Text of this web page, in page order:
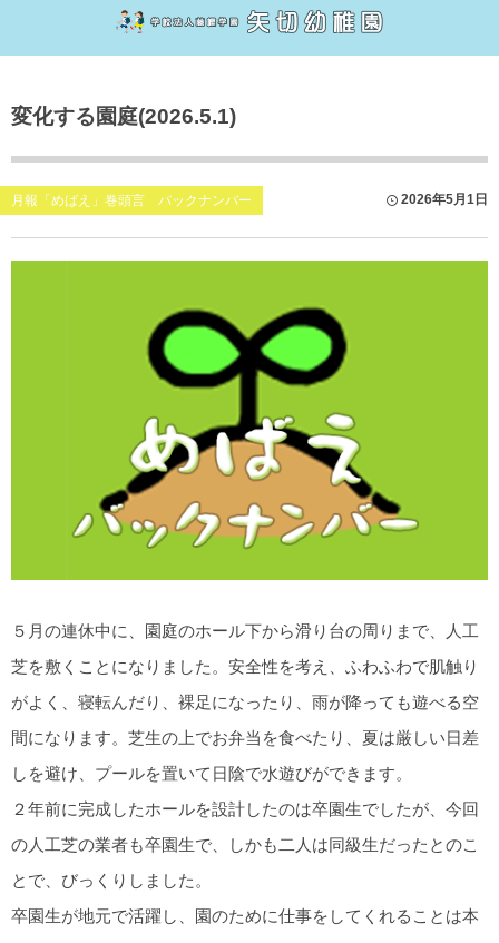
変化する園庭(2026.5.1)
月報「めばえ」巻頭言 バックナンバー 2026年5月1日
５月の連休中に、園庭のホール下から滑り台の周りまで、人工
芝を敷くことになりました。安全性を考え、ふわふわで肌触り
がよく、寝転んだり、裸足になったり、雨が降っても遊べる空
間になります。芝生の上でお弁当を食べたり、夏は厳しい日差
しを避け、プールを置いて日陰で水遊びができます。
２年前に完成したホールを設計したのは卒園生でしたが、今回
の人工芝の業者も卒園生で、しかも二人は同級生だったとのこ
とで、びっくりしました。
卒園生が地元で活躍し、園のために仕事をしてくれることは本
大切にしていること・特徴
2027年度（令和9年）入園説明会について
子育てカフェ